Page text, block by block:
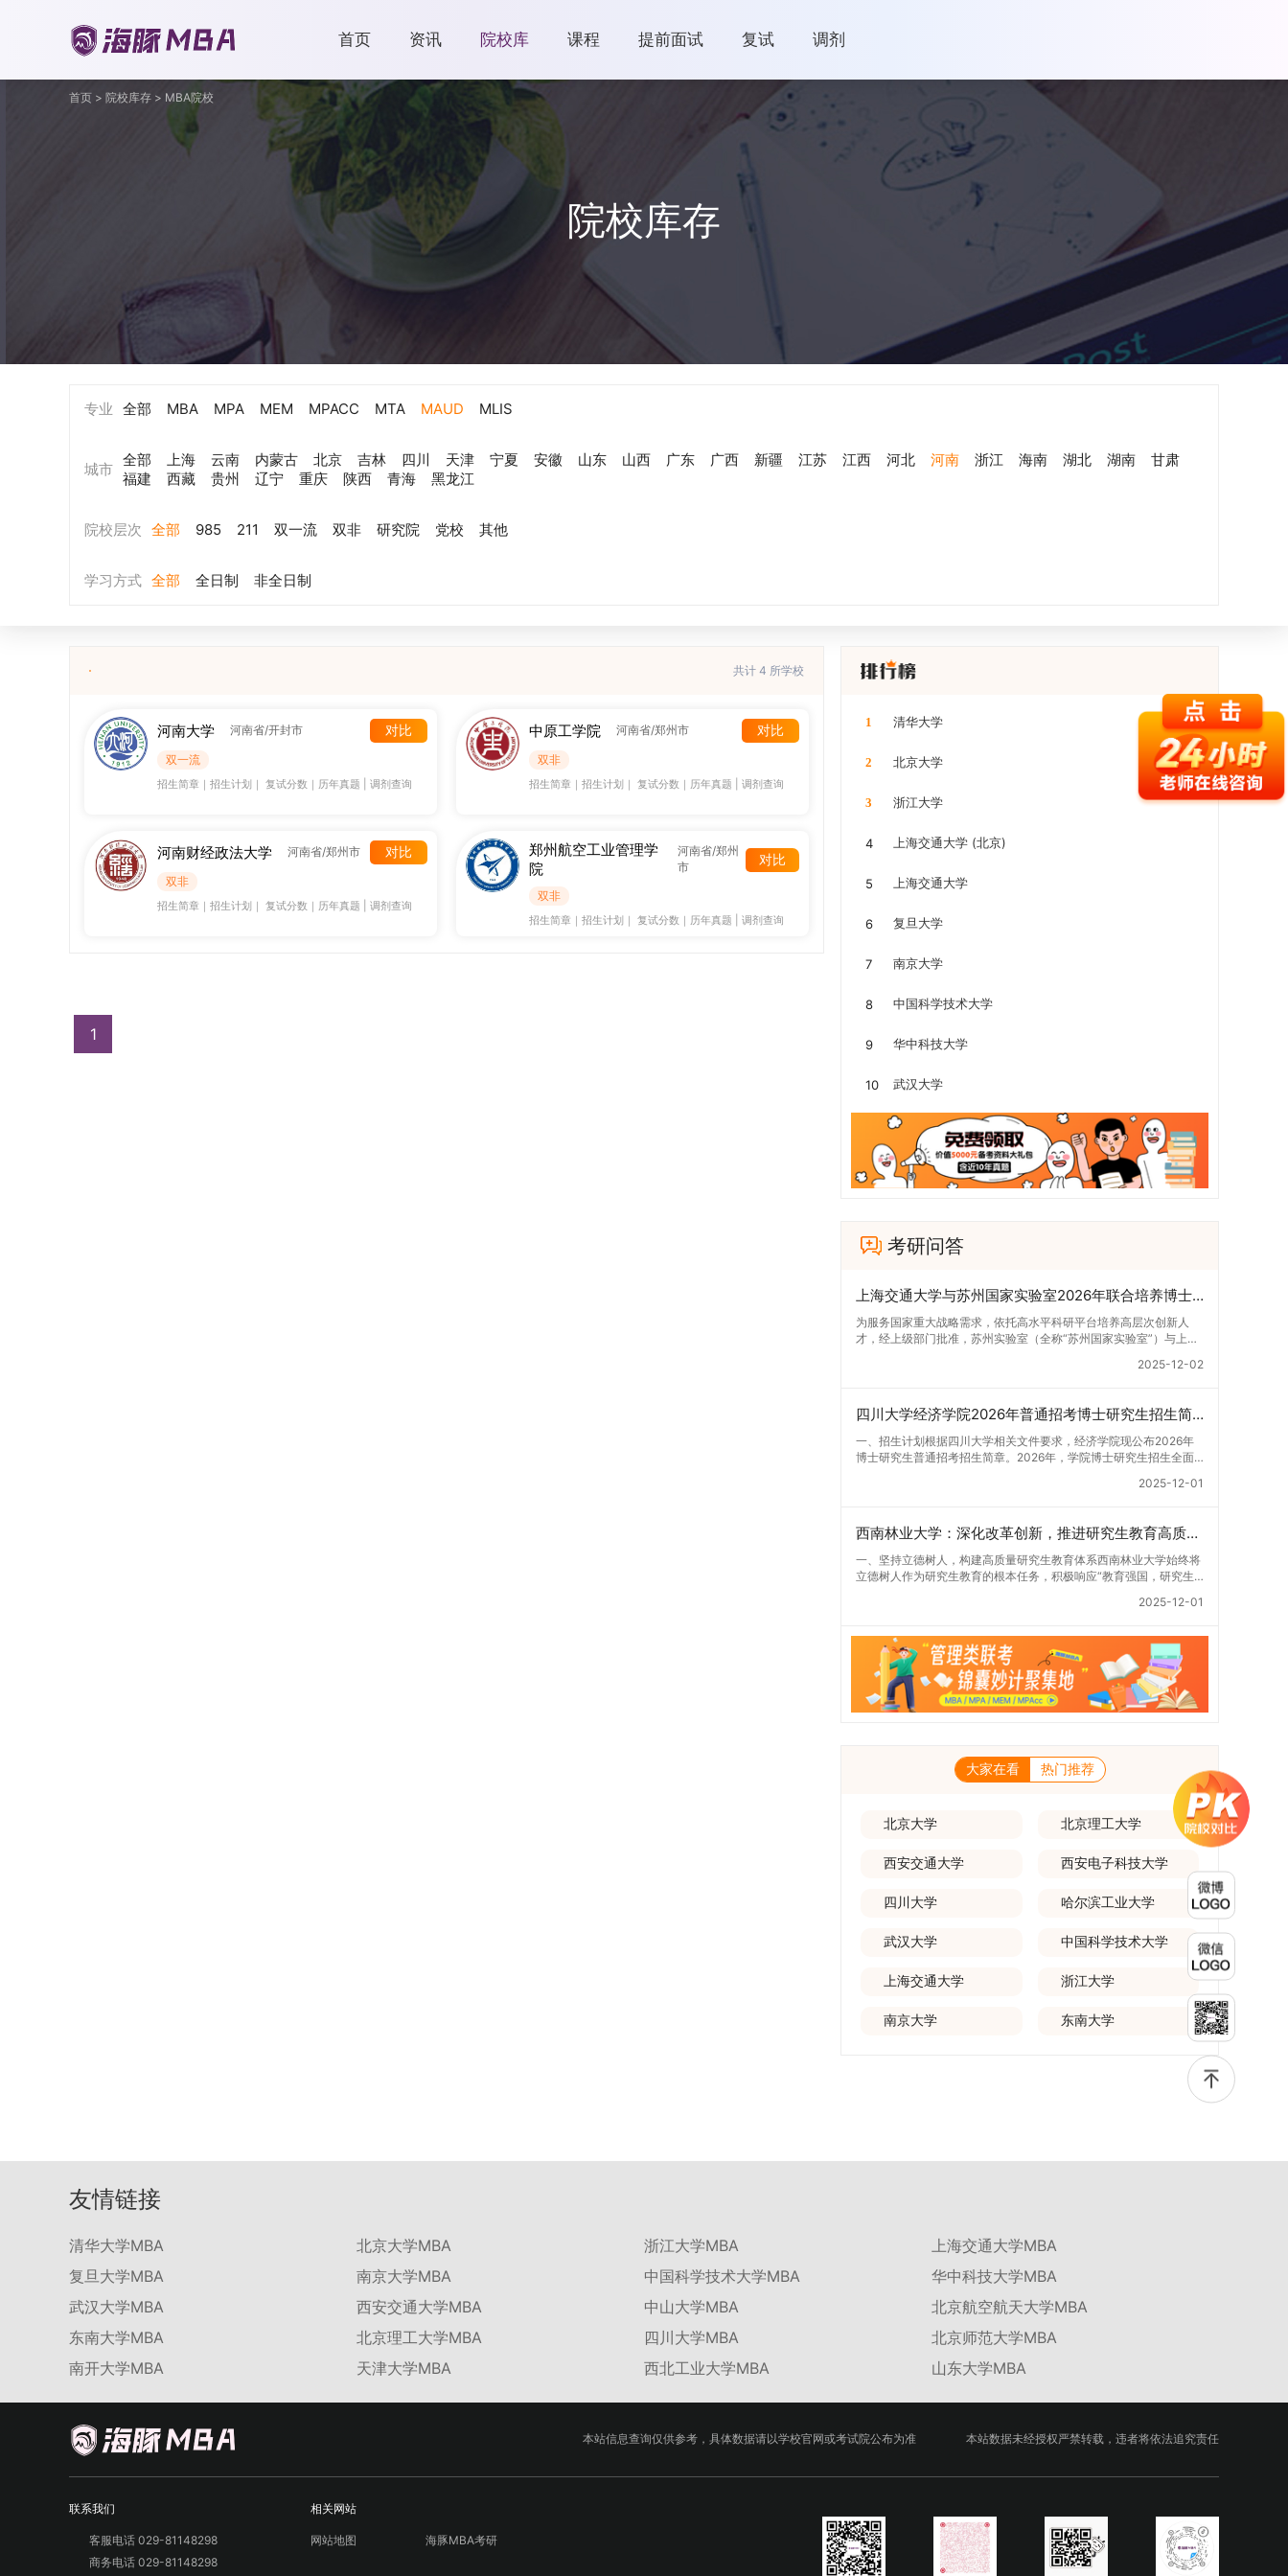
首页 资讯 院校库 课程 提前面试 复试 调剂
首页 > 院校库存 > MBA院校
院校库存
专业 全部 MBA MPA MEM MPACC MTA MAUD MLIS
城市
全部 上海 云南 内蒙古 北京 吉林 四川 天津 宁夏 安徽 山东 山西 广东 广西 新疆 江苏 江西 河北 河南 浙江 海南 湖北 湖南
甘肃
福建
西藏 贵州 辽宁 重庆 陕西 青海 黑龙江
院校层次 全部 985 211 双一流 双非 研究院 党校 其他
学习方式 全部 全日制 非全日制
共计 4 所学校
河南大学 河南省/开封市 对比
双一流
招生简章 ｜ 招生计划 ｜ 复试分数 ｜ 历年真题 调剂查询
中原工学院 河南省/郑州市 对比
双非
招生简章 ｜ 招生计划 ｜ 复试分数 ｜ 历年真题 调剂查询
河南财经政法大学 河南省/郑州市 对比
双非
招生简章 ｜ 招生计划 ｜ 复试分数 ｜ 历年真题 调剂查询
郑州航空工业管理学
院
河南省/郑州
市
对比
双非
招生简章 ｜ 招生计划 ｜ 复试分数 ｜ 历年真题 调剂查询
1
1 清华大学
2 北京大学
3 浙江大学
4 上海交通大学 (北京)
5 上海交通大学
6 复旦大学
7 南京大学
8 中国科学技术大学
9 华中科技大学
10 武汉大学
考研问答
上海交通大学与苏州国家实验室2026年联合培养博士生专项计划招生简章
为服务国家重大战略需求，依托高水平科研平台培养高层次创新人
才，经上级部门批准，苏州实验室（全称“苏州国家实验室”）与上海
目旨在选拔优秀学子，在材料及相关前沿交叉学科领域进行深度培
国家战略发展方向，培育具备科学家素养、创新精神与科研能力，系
统掌握学科前沿知识，能胜任高水平科学研究与技术开发工作的未来
领军人才。二、招生安排（一）招生学科范围涵盖材料科学与工程
（0805）、化学（0703）、电子科学与技术（0809）、材料与化
（二）招生名额2026年度具体招生规模以国家最终下达计划为准，
读与申请-考核制，将根据考生综合素质择优录取。（四）培养类别
（一）学籍管理联合培养学生学籍隶属于上海交通大学，基本修业年
限按该校研究生学籍管理办法执行。（二）培养阶段划分培养过程分
为两个主要阶段：第一阶段于上海交通大学完成课程学习；第二阶段
学位授予要求的，将获发上海交通大学博士研究生毕业证书并授予博
士学位。四、项目特色与支持条件（一）高水平科研平台学生可参与
国家重大科研项目，接触材料领域大科学装置与人工智能辅助研发平
台，获得前沿科研训练条件。（二）优质导师资源由包括院士在内的
资深科研人员组成导师团队，提供高水平学术指导，并支持参与国际
表现优异者，毕业后可优先获得苏州实验室的工作推荐机会。五、申
请条件与报名流程（一）基本申请条件不同选拔方式的申请者需满足
相应规定：本科直博生须符合上海交通大学推荐免试研究生相关要
求。硕博连读与申请-考核制申请者应满足当年度上海交通大学博士
研究生招生的基本条件及各学院补充规定。（二）报名方式所有申请
人须提前与意向导师沟通确认招生意向，并在达成一致后进行网上报
名：本科直博生须按规定时间登录国家推荐免试服务系统完成志愿填
报。硕博连读与申请-考核制考生需登录上海交通大学研招网报名系
统，选择“国家实验室联培专项”，并选定名录内交大导师。（三）报
名时间节点本科直博生报名以学校通知为准；硕博连读与申请-考核
年3月15日至4月20日，具体时间以报考学院通知为准。（四）材料
提交申请人须按学校及报考学院要求，如实提交全部申请材料并完成
线上报名程序。六、考核与录取考核工作由上海交通大学相关学院与
苏州实验室联合组织，具体考核形式、内容及流程以学院后续公布的
重，报名及考核期间有违规或学术不端行为者将按有关规定处理。
（二）费用与奖助学费标准按上海交通大学相关规定执行；学生在读
期间享受学校与实验室共同提供的奖助学金待遇。（三）住宿安排课
程学习阶段由学校协调住宿；进入实验室科研阶段后，由苏州实验室
2025-12-02
四川大学经济学院2026年普通招考博士研究生招生简章
一、招生计划根据四川大学相关文件要求，经济学院现公布2026年
博士研究生普通招考招生简章。2026年，学院博士研究生招生全面
招生计划详见学院官网发布的《四川大学经济学院2026年博士生招
报名情况进行适当调整。除国家专项计划外，我院招收定向就业考生
的比例原则上不超过总计划的5%。全日制定向就业考生在基本修业
年限内须全脱产在校学习。二、报考流程（一）报名资格1.申请人应
拥护中国共产党的领导，品德良好，遵纪守法，身心健康，并满足
具备较强的科研能力，并展现出良好的科研发展潜力。3.提交两份由
中一份必须由报考导师出具。4.以同等学力身份报考者，其科研成果
须同时符合以下两项要求：①以第一作者身份在报考学科领域内发
表期刊文章，其中至少1篇为A级、1篇为B级（期刊等级依据《四川
大学哲学社会科学期刊与应用成果分级方案》认定）；②作为主要
完成人获得省部级二等奖及以上科研成果奖励（以证书为准），其中
的招生章程、简章及专业目录，按规定完成报名及缴费。逾期未完成
视为自动放弃。（三）申请材料提交符合报考条件的考生，需下载并
填写《博士入学申请材料自查表》，按要求整理申请材料，确保材料
齐全、顺序正确。所有纸质申请材料及自查表须于2025年12月22日
上午10:00前寄达经济学院研究生招生办公室。重要提示：材料送达
时间以签收时间为准，逾期不予受理；建议选择可靠快递方式邮寄；
请严格对照材料清单顺序整理提交。材料不全、不符合要求或存在弄
虚作假者，资格审查将不予通过。所有提交材料不予退还。考生须对
报名信息的真实性和准确性负责，报名信息一经确认提交，不得修
改。如确需修改，须在报名截止前重新填报。三、选拔与录取1.资格
审查学院将依据网上报名信息及寄达的申请材料进行资格审查，核实
考生报考资格、材料完整性及缴费情况。审查结果预计于2025年12
月下旬在学院网站公布。2.材料评议学院将组织专家组对通过资格审
查的考生材料进行评议并打分，满分为100分。评议结果预计于2026
年1月中上旬公布。学院将根据材料评议成绩及招生计划，确定进入
复试的考生名单。同等学力报考者须参加学校统一组织的政治理论考
试，具体时间地点另行通知，成绩合格线为60分。非同等学力考生无
需参加。3.复试安排复试环节将对考生的思想品德、专业素养、外语
能力、创新意识及综合素质进行全面考察。复试分为笔试与面试两部
分：笔试科目为“经济学综合”，适用于理论经济学与应用经济学各专
业，形式为闭卷，时长为3小时，满分100分。面试环节要求考生准
绩低于60分者不予录取。同等学力考生复试期间须加试两门本专业硕
行复核。考核不合格者不予录取。四、录取办法1.考生总成绩由材料
评议成绩和复试成绩加权得出，具体计算公式为：总成绩 = 材料评议
成绩 × 50% + 复试成绩 × 50%。2.录取工作坚持“全面衡量、择优录
取、保证质量、宁缺毋滥”原则，根据招生计划、考生总成绩、思想
政治表现及身心健康状况等因素确定拟录取名单。3.拟录取考生须在
学校医院出具），体检标准按教育部及学校相关规定执行。4.拟录取
考生寄发录取通知书。
2025-12-01
西南林业大学：深化改革创新，推进研究生教育高质量发展
一、坚持立德树人，构建高质量研究生教育体系西南林业大学始终将
立德树人作为研究生教育的根本任务，积极响应“教育强国，研究生
引领研究生思想政治教育，修订并印发了《研究生导师立德树人职责
立德才兼备、科技报国的远大志向，增强社会责任感和人文关怀，促
进个人成长与国家战略需求深度融合。同时，学校制定《关于进一步
加强研究生教育管理工作的实施意见》，强化学风建设，深化科研诚
信与学术道德教育，弘扬科学精神。学校坚持“五育并举”育人理念，
通过德育铸魂、智育启智、体育强身、美育润心、劳育践行，全面培
养全过程。通过修订导师立德树人职责实施细则，明确导师在研究生
成长中的关键角色，推动形成以德为先、科研报国的育人氛围。在加
强学术规范和学风建设方面，学校持续开展学术诚信教育，营造风清
气正的学术环境。（二）完善“五育并举”育人机制学校系统推进德
育、智育、体育、美育和劳育有机融合，构建全面发展的育人体系。
通过课程教学、科研训练、社会实践等多种途径，提升研究生的综合
素质，培养具有创新精神、实践能力和社会责任感的时代新人。二、
优化招生与学科结构，服务国家战略需求西南林业大学主动对接国家
重大战略和区域发展需要，不断优化学科布局与招生机制，提升研究
生教育服务经济社会发展的能力。目前，学校拥有4个一级学科博士
点、1个博士专业学位点，以及17个一级学科硕士点和17个硕士专业
学位点。“十四五”期间，学校研究生规模实现显著增长，博士研究生
规模增长达211%。在招生宣传方面，学校构建了“网络宣传+AI智能
咨询+现场答疑”三位一体的招生宣传平台，持续推进招生模式改革。
2024年起全面推行“申请-考核”制博士招生，2025年进一步拓展“直
博”“硕博连读”等多元招生渠道。在学科专业调整方面，学校实施存量
专业优化行动，压缩或撤销生源不足专业，将非全日制招生计划向需
求旺盛的学科倾斜；同时加快推进急需学科专业建设，陆续开展“生
单列专项招生计划，与中国科学院昆明植物研究所、西双版纳热带植
物园等科研机构开展联合培养，探索跨学科、跨机构的研究生培养新
机制。（一）推进招生制度改革与生源质量提升学校建立多元化招生
学校不断优化学科结构。面向国家战略和产业需求，加快布局新兴交
教育、科技、人才协同发展的理念贯穿研究生培养全过程，着力提升
优化前者课程体系的理论深度，强化后者课程的应用性与实践性。在
地建设管理办法》等文件，明确产学研一体化培养定位。目前已建成
设成效显著，1个项目入选教育部主题案例库，“十四五”以来获批省
级案例库项目70余项、省级优质课程近50门。2025年，学校专项投
入60余万元设立研究生科研创新基金，支持学生开展前沿研究。学校
科研创新与学科竞赛成果丰硕：2024年，研究生以第一作者发表的
获国家级奖项30余项、省级奖项200余项。（一）推进分类培养与课
案例库与优质课程建设为高质量教学提供支撑。（三）支持科研创新
与学术交流学校设立专项科研基金，举办高水平学术讲座，鼓励研究
生参与创新实践。近年来，研究生在论文发表与学科竞赛方面取得一
系列突破，体现了培养质量的显著提升。
2025-12-01
大家在看 热门推荐
北京大学 北京理工大学
西安交通大学 西安电子科技大学
四川大学 哈尔滨工业大学
武汉大学 中国科学技术大学
上海交通大学 浙江大学
南京大学 东南大学
友情链接
清华大学MBA 北京大学MBA 浙江大学MBA
上海交通大学MBA
复旦大学MBA
南京大学MBA 中国科学技术大学MBA
华中科技大学MBA
武汉大学MBA
西安交通大学MBA 中山大学MBA
北京航空航天大学MBA
东南大学MBA
北京理工大学MBA 四川大学MBA
北京师范大学MBA
南开大学MBA
天津大学MBA 西北工业大学MBA 山东大学MBA
本站信息查询仅供参考，具体数据请以学校官网或考试院公布为准 本站数据未经授权严禁转载，违者将依法追究责任
联系我们
客服电话 029-81148298
商务电话 029-81148298
相关网站
网站地图 海豚MBA考研